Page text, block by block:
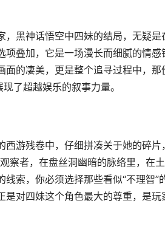
，黑神话悟空中四妹的结局，无疑
项叠加，它是一场漫长而细腻的情
面的凄美，更是整个追寻过程中，
了超越娱乐的叙事力量。
游残卷中，仔细拼凑关于她的碎
察者，在盘丝洞幽暗的脉络里，在
索，你必须选择那些看似“不理智
对四妹这个角色最大的尊重，是玩